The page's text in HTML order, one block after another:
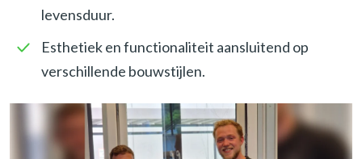
levensduur.
Esthetiek en functionaliteit aansluitend op
verschillende bouwstijlen.